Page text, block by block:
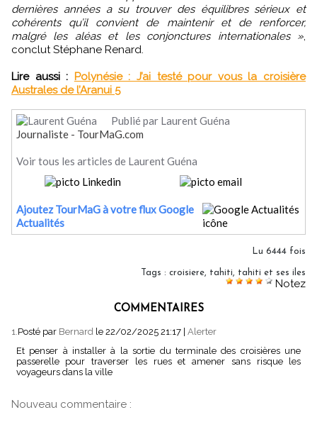
dernières années a su trouver des équilibres sérieux et
cohérents qu’il convient de maintenir et de renforcer,
malgré les aléas et les conjonctures internationales »,
conclut Stéphane Renard.
Lire aussi :
Polynésie : J’ai testé pour vous la croisière
Australes de l’Aranui 5
Publié par Laurent Guéna
Journaliste - TourMaG.com
Voir tous les articles de Laurent Guéna
Ajoutez TourMaG à votre flux Google
Actualités
Lu 6444 fois
Tags : croisiere, tahiti, tahiti et ses iles
Notez
COMMENTAIRES
1.Posté par Bernard le 22/02/2025 21:17 Alerter
Et penser à installer à la sortie du terminale des croisières une
passerelle pour traverser les rues et amener sans risque les
voyageurs dans la ville
Nouveau commentaire :